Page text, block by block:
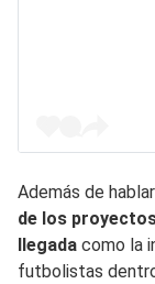
Además de
de los
llegada como la
futbolistas